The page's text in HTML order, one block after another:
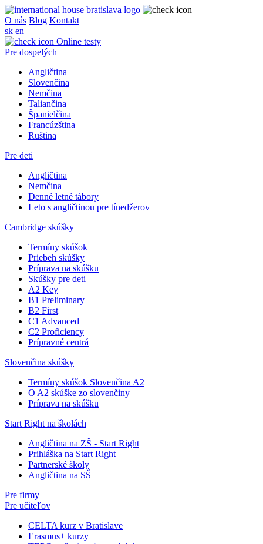
O nás Blog Kontakt
sk en
Online testy
Pre dospelých
Angličtina
Slovenčina
Nemčina
Taliančina
Španielčina
Francúzština
Ruština
Pre deti
Angličtina
Nemčina
Denné letné tábory
Leto s angličtinou pre tínedžerov
Cambridge skúšky
Termíny skúšok
Priebeh skúšky
Príprava na skúšku
Skúšky pre deti
A2 Key
B1 Preliminary
B2 First
C1 Advanced
C2 Proficiency
Prípravné centrá
Slovenčina skúšky
Termíny skúšok Slovenčina A2
O A2 skúške zo slovenčiny
Príprava na skúšku
Start Right na školách
Angličtina na ZŠ - Start Right
Prihláška na Start Right
Partnerské školy
Angličtina na SŠ
Pre firmy
Pre učiteľov
CELTA kurz v Bratislave
Erasmus+ kurzy